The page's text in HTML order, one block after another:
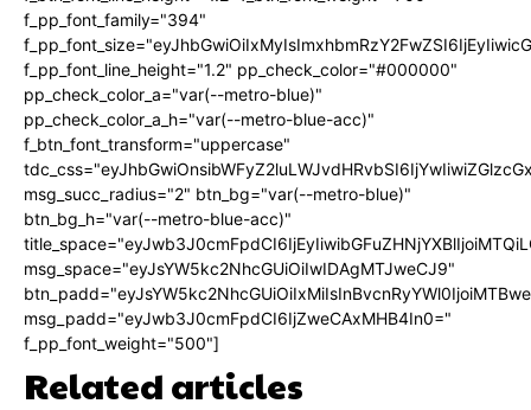
f_pp_font_family="394"
f_pp_font_line_height="1.2" pp_check_color="#000000"
pp_check_color_a="var(--metro-blue)"
pp_check_color_a_h="var(--metro-blue-acc)"
f_btn_font_transform="uppercase"
msg_succ_radius="2" btn_bg="var(--metro-blue)"
btn_bg_h="var(--metro-blue-acc)"
msg_space="eyJsYW5kc2NhcGUiOiIwIDAgMTJweCJ9"
msg_padd="eyJwb3J0cmFpdCI6IjZweCAxMHB4In0="
f_pp_font_weight="500"]
Related articles